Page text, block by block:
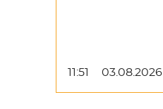
11:51 03.08.2026